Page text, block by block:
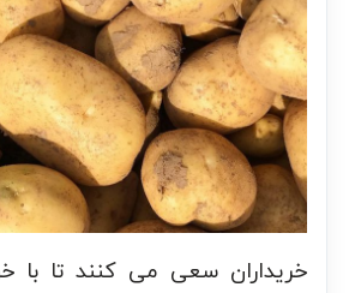
خریداران سعی می کنند تا با